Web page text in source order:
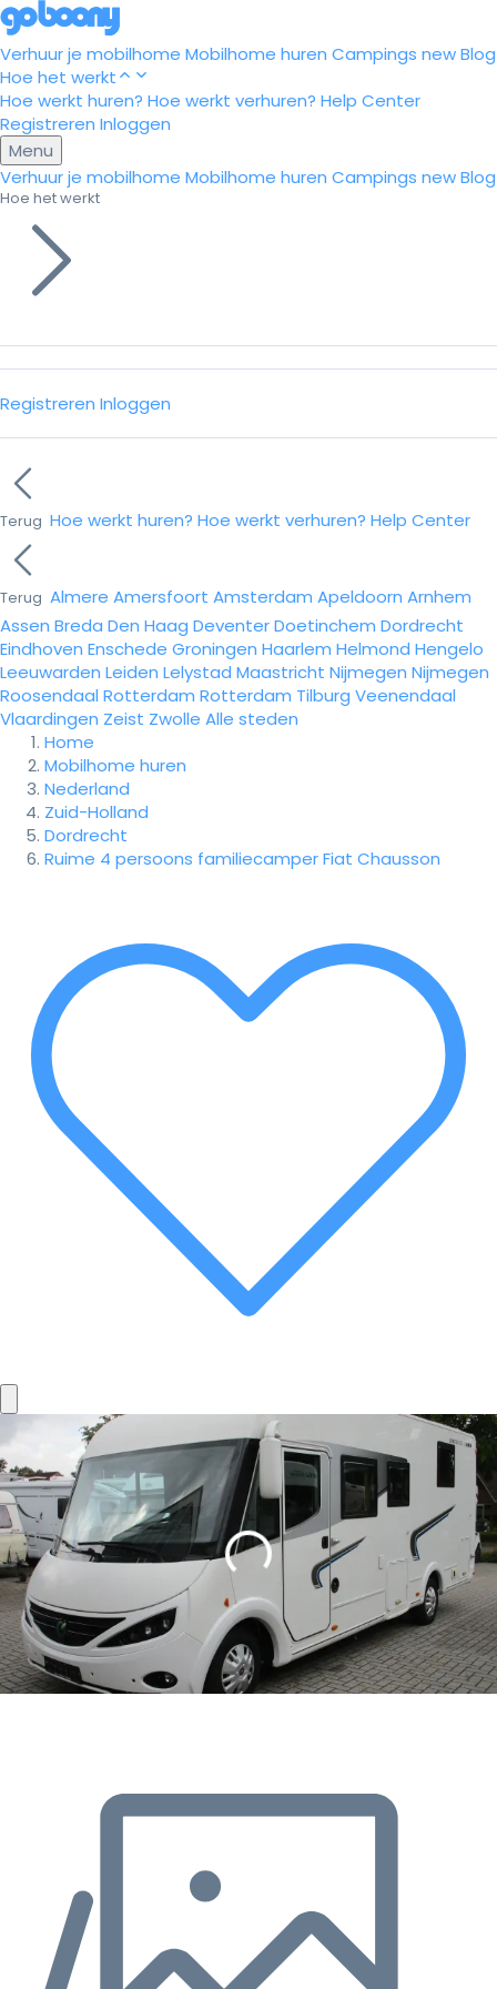
Verhuur je mobilhome Mobilhome huren Campings newBlog
Hoe het werkt
Hoe werkt huren? Hoe werkt verhuren? Help Center
Registreren Inloggen
Menu
Verhuur je mobilhome Mobilhome huren Campings newBlog
Hoe het werkt
Registreren Inloggen
Terug Hoe werkt huren? Hoe werkt verhuren? Help Center
Terug Almere Amersfoort Amsterdam Apeldoorn Arnhem
Assen Breda Den Haag DeventerDoetinchem Dordrecht
Eindhoven Enschede Groningen Haarlem Helmond Hengelo
Leeuwarden Leiden Lelystad Maastricht Nijmegen Nijmegen
Roosendaal Rotterdam Rotterdam Tilburg Veenendaal
Vlaardingen Zeist Zwolle Alle steden
Home
Mobilhome huren
Nederland
Zuid-Holland
Dordrecht
Ruime 4 persoons familiecamper Fiat Chausson